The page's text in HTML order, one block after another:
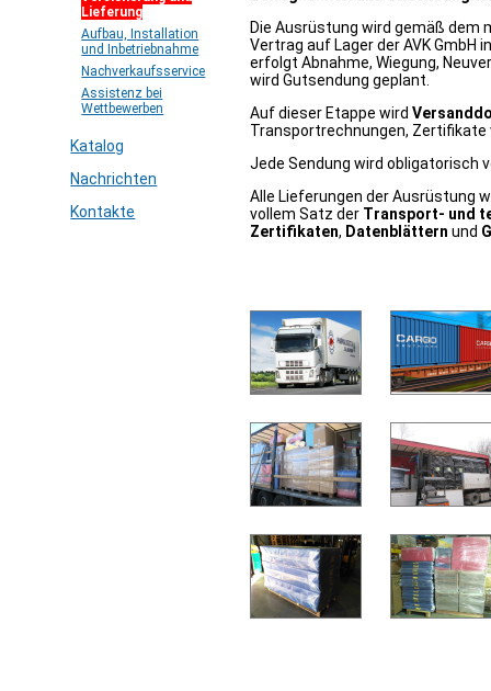
Lieferung
Aufbau, Installation
und Inbetriebnahme
Nachverkaufsservice
Assistenz bei
Wettbewerben
Katalog
Nachrichten
Kontakte
Die Ausrüstung wird gemäß dem
Vertrag auf Lager der AVK GmbH
erfolgt Abnahme, Wiegung,
wird Gutsendung geplant.
Auf dieser Etappe wird
Transportrechnungen,
Jede Sendung wird obligatorisch
Alle Lieferungen der Ausrüstung
vollem Satz der Transport- und
Zertifikaten, Datenblättern und